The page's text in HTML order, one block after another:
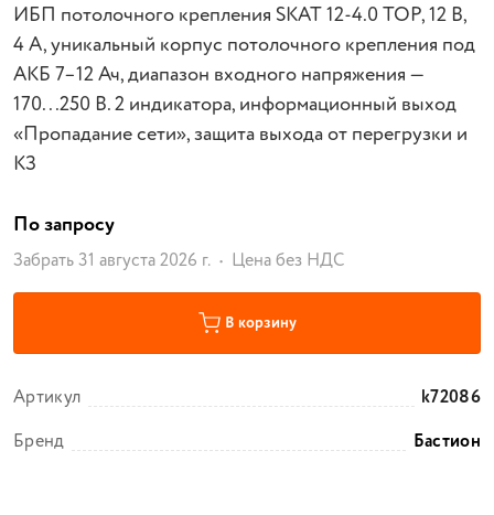
ИБП потолочного крепления SKAT 12-4.0 TOP, 12 В,
4 А, уникальный корпус потолочного крепления под
АКБ 7–12 Ач, диапазон входного напряжения —
170...250 В. 2 индикатора, информационный выход
«Пропадание сети», защита выхода от перегрузки и
КЗ
По запросу
Забрать 31 августа 2026 г. Цена без НДС
В корзину
Артикул
k72086
Бренд
Бастион